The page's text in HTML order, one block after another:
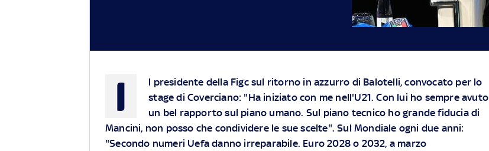
I
l presidente della Figc sul ritorno in azzurro di Balotelli, convocato per lo
stage di Coverciano: "Ha iniziato con me nell'U21. Con lui ho sempre avuto
un bel rapporto sul piano umano. Sul piano tecnico ho grande fiducia di
Mancini, non posso che condividere le sue scelte". Sul Mondiale ogni due anni:
"Secondo numeri Uefa danno irreparabile. Euro 2028 o 2032, a marzo